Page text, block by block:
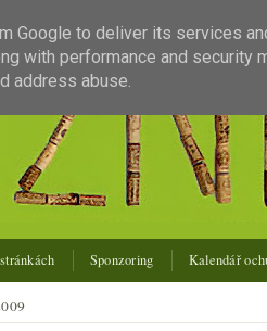
Sponzoring Kalendář
Google to deliver its services
with performance and
address abuse.